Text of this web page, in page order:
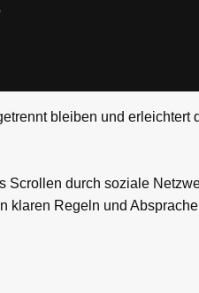
bleiben und erleichtert
Scrollen durch soziale
klaren Regeln und